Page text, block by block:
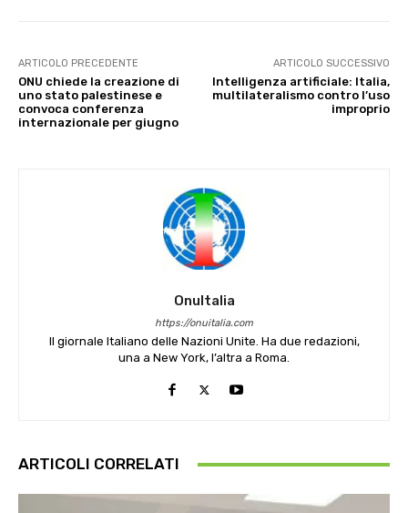
ARTICOLO PRECEDENTE
ONU chiede la creazione di
uno stato palestinese e
convoca conferenza
internazionale per giugno
ARTICOLO SUCCESSIVO
Intelligenza artificiale: Italia,
multilateralismo contro l’uso
improprio
OnuItalia
https://onuitalia.com
Il giornale Italiano delle Nazioni Unite. Ha due redazioni,
una a New York, l’altra a Roma.
ARTICOLI CORRELATI